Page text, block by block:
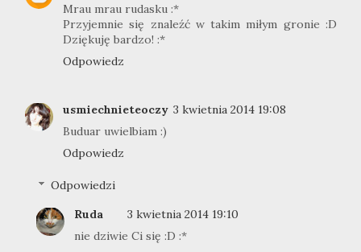
Mrau mrau rudasku :*
Przyjemnie się znaleźć w takim miłym gronie :D
Dziękuję bardzo! :*
Odpowiedz
usmiechnieteoczy 3 kwietnia 2014 19:08
Buduar uwielbiam :)
Odpowiedz
Odpowiedzi
Ruda
3 kwietnia 2014 19:10
nie dziwie Ci się :D :*